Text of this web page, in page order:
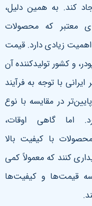
کند. به همین دلیل،
معتبر که محصولات
زیادی دارد. قیمت
و کشور تولیدکننده آن
با توجه به فرآیند
در مقایسه با نوع
اما گاهی اوقات،
با کیفیت بالا
کنند که معمولاً کمی
قیمت‌ها و کیفیت‌ها
.